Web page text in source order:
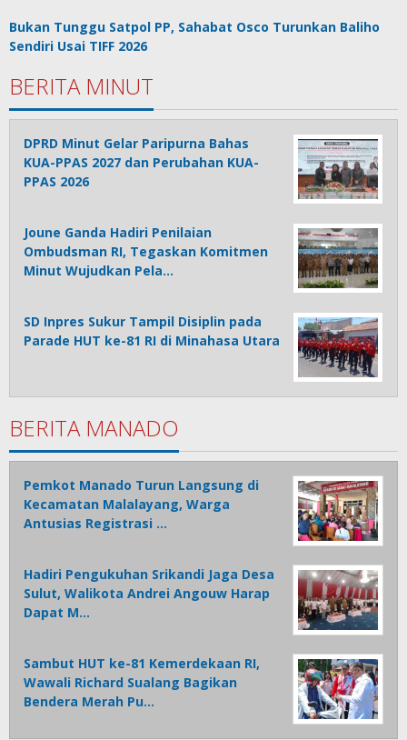
Bukan Tunggu Satpol PP, Sahabat Osco Turunkan Baliho
Sendiri Usai TIFF 2026
BERITA MINUT
DPRD Minut Gelar Paripurna Bahas
KUA-PPAS 2027 dan Perubahan KUA-
PPAS 2026
Joune Ganda Hadiri Penilaian
Ombudsman RI, Tegaskan Komitmen
Minut Wujudkan Pela…
SD Inpres Sukur Tampil Disiplin pada
Parade HUT ke-81 RI di Minahasa Utara
BERITA MANADO
Pemkot Manado Turun Langsung di
Kecamatan Malalayang, Warga
Antusias Registrasi …
Hadiri Pengukuhan Srikandi Jaga Desa
Sulut, Walikota Andrei Angouw Harap
Dapat M…
Sambut HUT ke-81 Kemerdekaan RI,
Wawali Richard Sualang Bagikan
Bendera Merah Pu…